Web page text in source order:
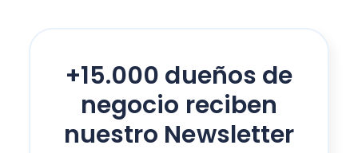
+15.000 dueños de
negocio reciben
nuestro Newsletter